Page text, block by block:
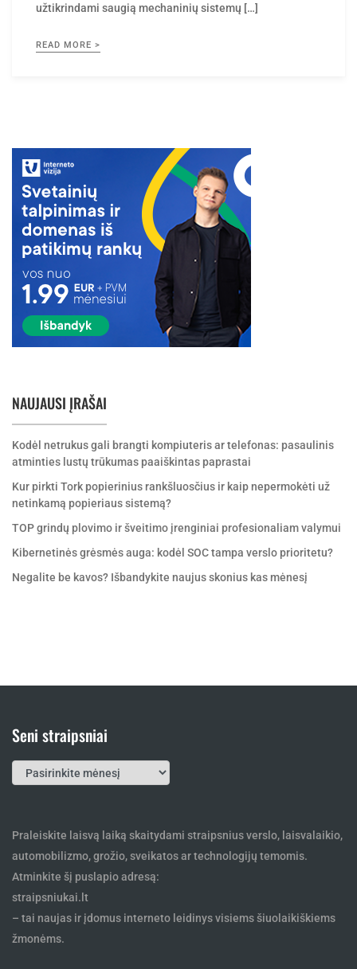
užtikrindami saugią mechaninių sistemų […]
READ MORE >
NAUJAUSI ĮRAŠAI
Kodėl netrukus gali brangti kompiuteris ar telefonas: pasaulinis
atminties lustų trūkumas paaiškintas paprastai
Kur pirkti Tork popierinius rankšluosčius ir kaip nepermokėti už
netinkamą popieriaus sistemą?
TOP grindų plovimo ir šveitimo įrenginiai profesionaliam valymui
Kibernetinės grėsmės auga: kodėl SOC tampa verslo prioritetu?
Negalite be kavos? Išbandykite naujus skonius kas mėnesį
Seni straipsniai
Seni
straipsniai
Praleiskite laisvą laiką skaitydami straipsnius verslo, laisvalaikio,
automobilizmo, grožio, sveikatos ar technologijų temomis.
Atminkite šį puslapio adresą:
straipsniukai.lt
– tai naujas ir įdomus interneto leidinys visiems šiuolaikiškiems
žmonėms.